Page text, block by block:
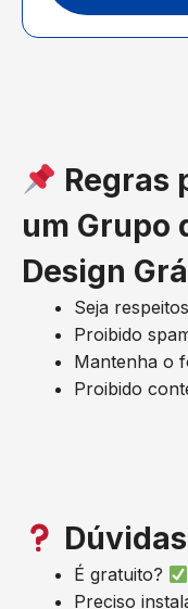
Regras
um Grupo
Design
Seja
Proibido
Mantenha o
Proibido
É gratuito?
Preciso